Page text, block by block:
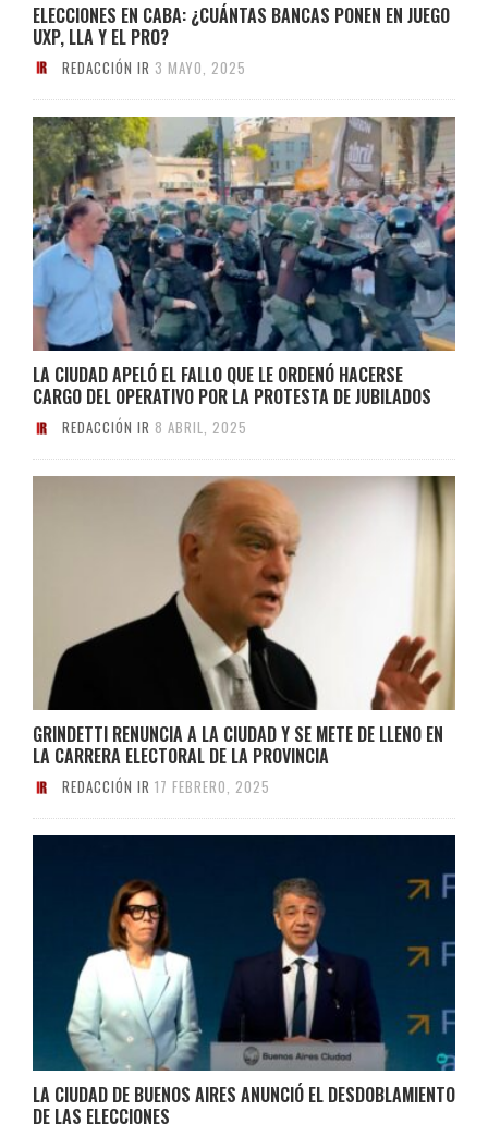
ELECCIONES EN CABA: ¿CUÁNTAS BANCAS PONEN EN JUEGO
UXP, LLA Y EL PRO?
REDACCIÓN IR 3 MAYO, 2025
LA CIUDAD APELÓ EL FALLO QUE LE ORDENÓ HACERSE
CARGO DEL OPERATIVO POR LA PROTESTA DE JUBILADOS
REDACCIÓN IR 8 ABRIL, 2025
GRINDETTI RENUNCIA A LA CIUDAD Y SE METE DE LLENO EN
LA CARRERA ELECTORAL DE LA PROVINCIA
REDACCIÓN IR 17 FEBRERO, 2025
LA CIUDAD DE BUENOS AIRES ANUNCIÓ EL DESDOBLAMIENTO
DE LAS ELECCIONES